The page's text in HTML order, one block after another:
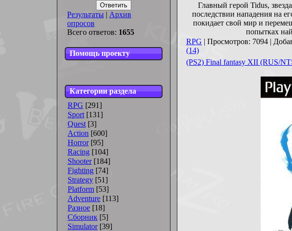
Результаты | Архив
опросов
Всего ответов: 1655
Помощь проекту
Категории раздела
RPG [291]
Sport [131]
Quest [3]
Action [600]
Horror [95]
Racing [104]
Shooter [184]
Fighting [74]
Strategy [51]
Platform [53]
Adventure [113]
Разное [18]
Сборник [5]
Simulator [39]
Главный герой Tidus,
последствии нападения на
покидает свой мир и
попытках
RPG | Просмотров: 7094 |
(14)
(PS2) Final fantasy XII (RUS/